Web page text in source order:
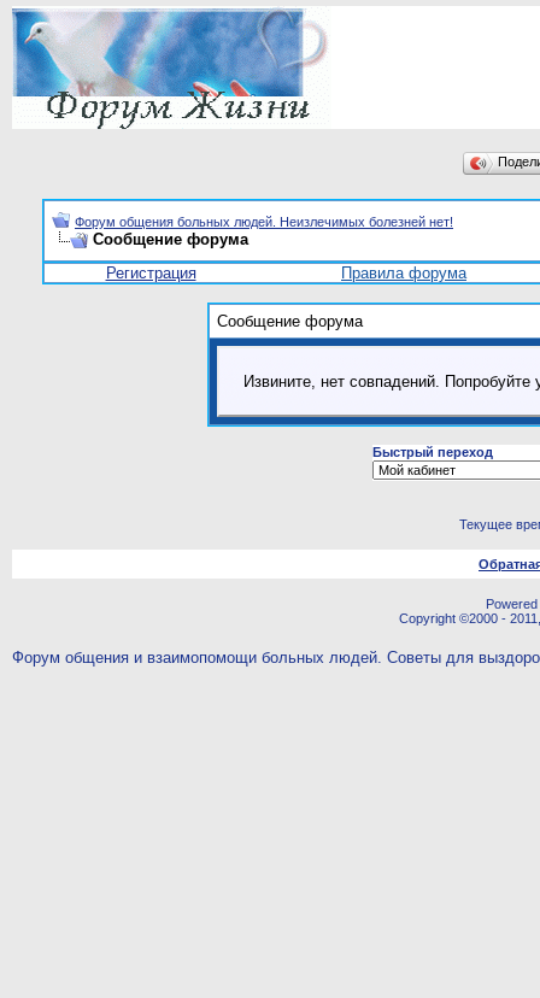
Форум общения больных людей. Неизлечимых болезней нет!
Сообщение форума
Регистрация
Правила форума
Сообщение форума
Извините, нет совпадений.
Быстрый переход
Текущее
Copyright ©2000 -
Форум общения и взаимопомощи больных людей. Советы для